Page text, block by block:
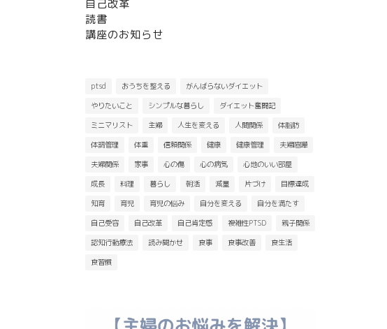
自己改革
読書
講座のお知らせ
ptsd おうちを整える
がんばらないダイエット
やりたいこと
シンプルな暮らし
ダイエット奮闘記
ミニマリスト
主婦 人生を変える 人間関係
体脂肪
体調管理
体重 信頼関係 健康 健康管理
夫婦喧嘩
夫婦関係
家事 心の傷 心の病気
心地のいい部屋
成長
料理 暮らし 朝活 減量 片づけ
目標達成
知育
育児 育児の悩み 自分を変える
自分を満たす
自己受容
自己改革 自己肯定感 複雑性PTSD
親子関係
認知行動療法
読み聞かせ 食事 食事改善
食生活
食習慣